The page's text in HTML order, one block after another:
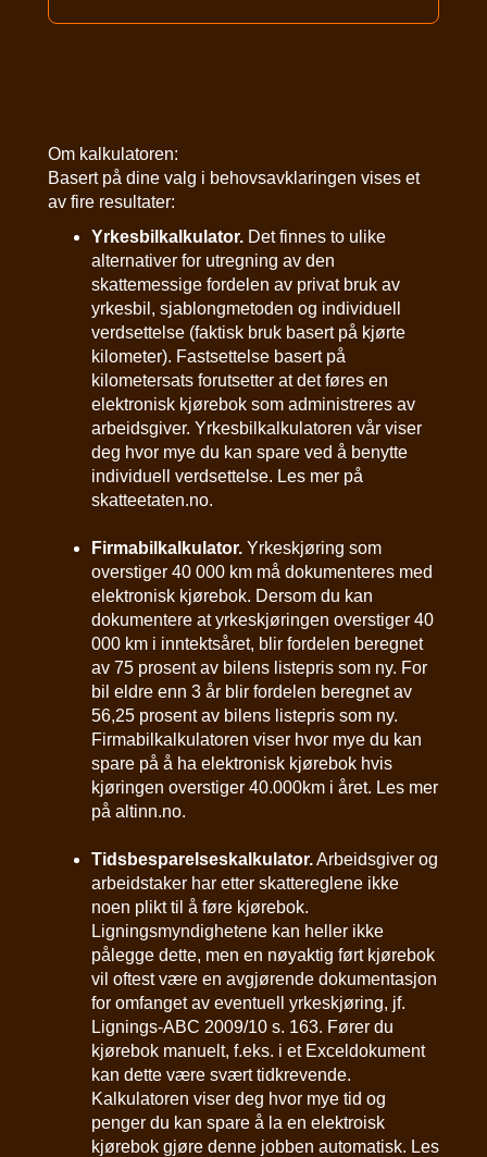
Om kalkulatoren:
Basert på dine valg i behovsavklaringen vises et
av fire resultater:
Yrkesbilkalkulator. Det finnes to ulike
alternativer for utregning av den
skattemessige fordelen av privat bruk av
yrkesbil, sjablongmetoden og individuell
verdsettelse (faktisk bruk basert på kjørte
kilometer). Fastsettelse basert på
kilometersats forutsetter at det føres en
elektronisk kjørebok som administreres av
arbeidsgiver. Yrkesbilkalkulatoren vår viser
deg hvor mye du kan spare ved å benytte
individuell verdsettelse. Les mer på
skatteetaten.no.
Firmabilkalkulator. Yrkeskjøring som
overstiger 40 000 km må dokumenteres med
elektronisk kjørebok. Dersom du kan
dokumentere at yrkeskjøringen overstiger 40
000 km i inntektsåret, blir fordelen beregnet
av 75 prosent av bilens listepris som ny. For
bil eldre enn 3 år blir fordelen beregnet av
56,25 prosent av bilens listepris som ny.
Firmabilkalkulatoren viser hvor mye du kan
spare på å ha elektronisk kjørebok hvis
kjøringen overstiger 40.000km i året. Les mer
på altinn.no.
Tidsbesparelseskalkulator.Arbeidsgiver og
arbeidstaker har etter skattereglene ikke
noen plikt til å føre kjørebok.
Ligningsmyndighetene kan heller ikke
pålegge dette, men en nøyaktig ført kjørebok
vil oftest være en avgjørende dokumentasjon
for omfanget av eventuell yrkeskjøring, jf.
Lignings-ABC 2009/10 s. 163. Fører du
kjørebok manuelt, f.eks. i et Exceldokument
kan dette være svært tidkrevende.
Kalkulatoren viser deg hvor mye tid og
penger du kan spare å la en elektroisk
kjørebok gjøre denne jobben automatisk. Les